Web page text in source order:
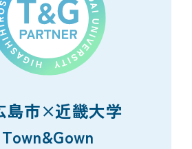
島市×近畿大学
Town&Gown